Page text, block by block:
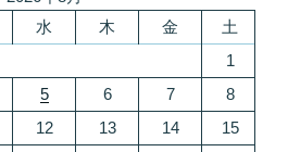
水 木 金
土
1
5 6 7
8
12 13 14
15